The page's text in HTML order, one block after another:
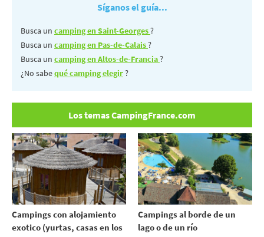
Síganos el guía...
Busca un camping en Saint-Georges?
Busca un camping en Pas-de-Calais?
Busca un camping en Altos-de-Francia?
¿No sabequé camping elegir?
Los temas CampingFrance.com
Campings con alojamiento
exotico (yurtas, casas en los
Campings al borde de un
lago o de un río